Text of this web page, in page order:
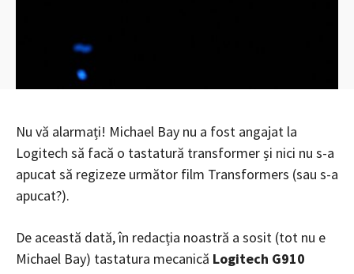
Nu vă alarmați! Michael Bay nu a fost angajat la
Logitech să facă o tastatură transformer și nici nu s-a
apucat să regizeze următor film Transformers (sau s-a
apucat?).
De această dată, în redacția noastră a sosit (tot nu e
Michael Bay) tastatura mecanică Logitech G910